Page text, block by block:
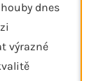
dnes
výrazné